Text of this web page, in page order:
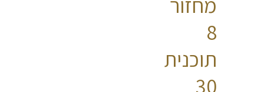
8
תוכנית
30